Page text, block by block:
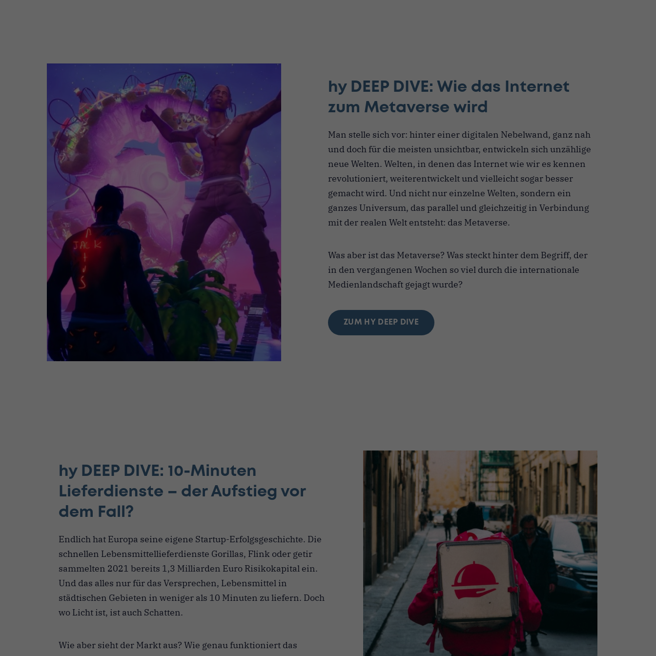
hy DEEP DIVE: Wie das Internet
zum Metaverse wird
Man stelle sich vor: hinter einer digitalen Nebelwand, ganz nah
und doch für die meisten unsichtbar, entwickeln sich unzählige
neue Welten. Welten, in denen das Internet wie wir es kennen
revolutioniert, weiterentwickelt und vielleicht sogar besser
gemacht wird. Und nicht nur einzelne Welten, sondern ein
ganzes Universum, das parallel und gleichzeitig in Verbindung
mit der realen Welt entsteht: das Metaverse.
Was aber ist das Metaverse? Was steckt hinter dem Begriff, der
in den vergangenen Wochen so viel durch die internationale
Medienlandschaft gejagt wurde?
ZUM HY DEEP DIVE
hy DEEP DIVE: 10-Minuten
Lieferdienste – der Aufstieg vor
dem Fall?
Endlich hat Europa seine eigene Startup-Erfolgsgeschichte. Die
schnellen Lebensmittellieferdienste Gorillas, Flink oder getir
sammelten 2021 bereits 1,3 Milliarden Euro Risikokapital ein.
Und das alles nur für das Versprechen, Lebensmittel in
städtischen Gebieten in weniger als 10 Minuten zu liefern. Doch
wo Licht ist, ist auch Schatten.
Wie aber sieht der Markt aus? Wie genau funktioniert das